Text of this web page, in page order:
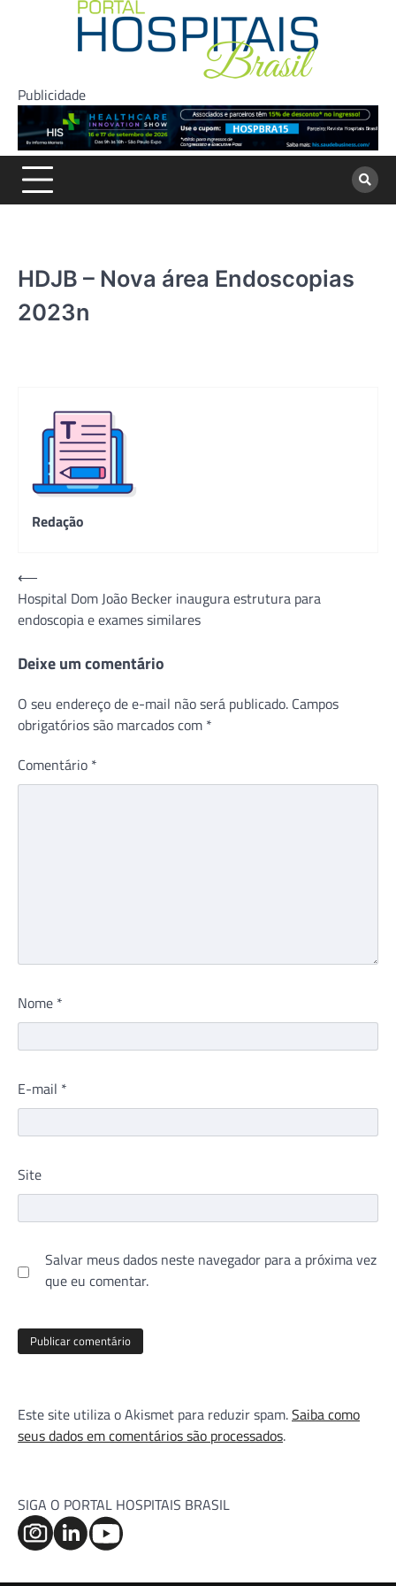
Publicidade
HDJB – Nova área Endoscopias
2023n
Redação
Navegação
de
Post
⟵
Hospital Dom João Becker inaugura estrutura para
endoscopia e exames similares
Deixe um comentário
O seu endereço de e-mail não será publicado. Campos
obrigatórios são marcados com *
Comentário *
Nome *
E-mail *
Site
Salvar meus dados neste navegador para a próxima vez
que eu comentar.
Este site utiliza o Akismet para reduzir spam.Saiba como
seus dados em comentários são processados.
SIGA O PORTAL HOSPITAIS BRASIL